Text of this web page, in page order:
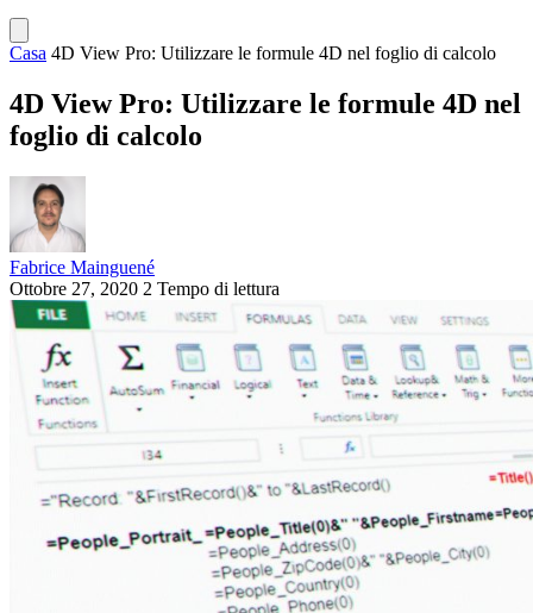
Casa 4D View Pro: Utilizzare le formule 4D nel foglio di calcolo
4D View Pro: Utilizzare le formule 4D nel
foglio di calcolo
Fabrice Mainguené
Ottobre 27, 2020 2 Tempo di lettura